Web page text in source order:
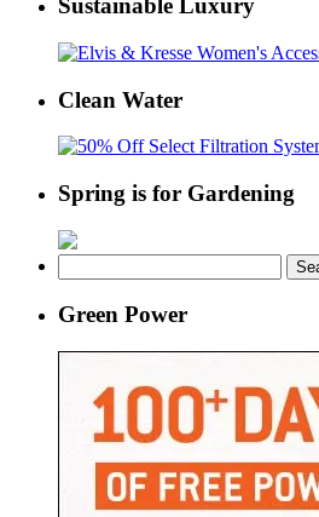
Sustainable Luxury
Clean Water
Spring is for Gardening
for:
Green Power